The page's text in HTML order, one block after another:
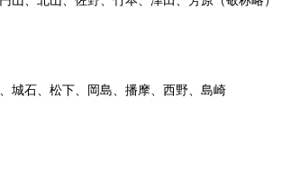
城石、松下、岡島、播摩、西野、島崎